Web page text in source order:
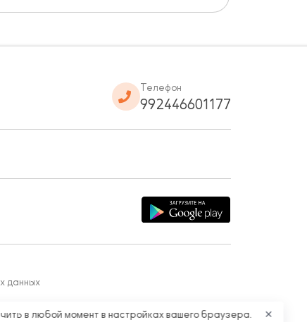
Телефон
992446601177
данных
в любой момент в настройках вашего браузера. ✕